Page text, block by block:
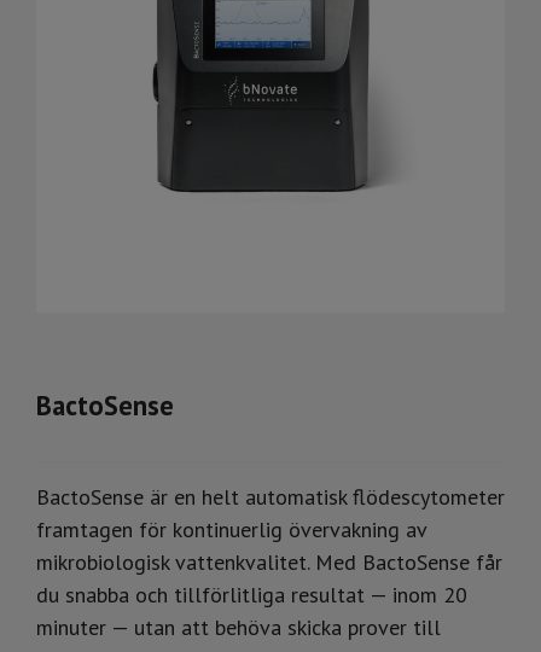
BactoSense
BactoSense är en helt automatisk flödescytometer
framtagen för kontinuerlig övervakning av
mikrobiologisk vattenkvalitet. Med BactoSense får
du snabba och tillförlitliga resultat — inom 20
minuter — utan att behöva skicka prover till